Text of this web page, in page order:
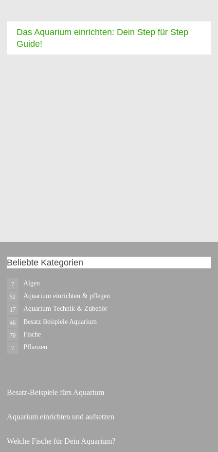
Das Aquarium einrichten: Dein Step für Step
Guide!
Beliebte Kategorien
Algen
7
Aquarium einrichten & pflegen
52
Aquarium Technik & Zubehör
17
Besatz Beispiele Aquarium
46
Fische
70
Pflanzen
7
Besatz-Beispiele fürs Aquarium
Aquarium einrichten und aufsetzen
Welche Fische für Dein Aquarium?